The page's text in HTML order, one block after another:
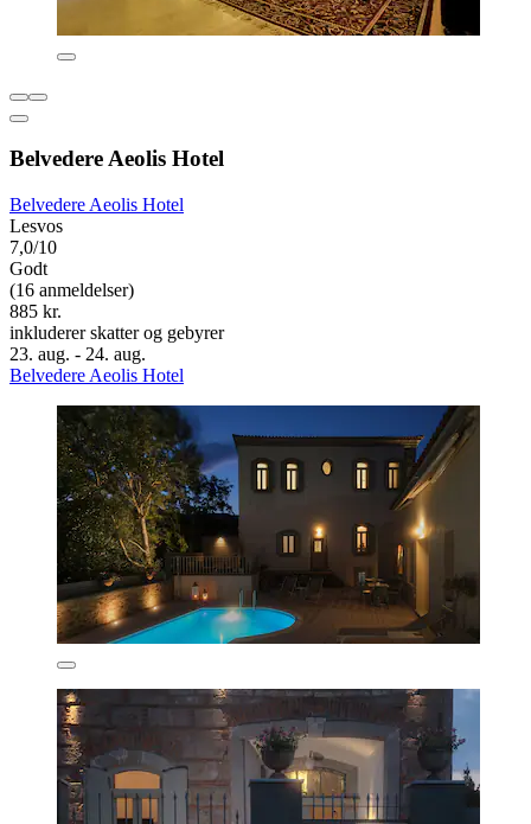
Belvedere Aeolis Hotel
Belvedere Aeolis Hotel
Lesvos
7,0/10
Godt
(16 anmeldelser)
885 kr.
inkluderer skatter og gebyrer
23. aug. - 24. aug.
Belvedere Aeolis Hotel